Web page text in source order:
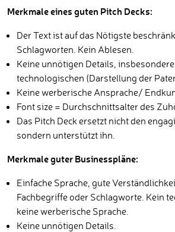
Merkmale eines guten Pitch Decks:
Der Text ist auf das Nötigste
Schlagworten. Kein Ablesen.
Keine unnötigen Details,
technologischen (Darstellung der
Keine werberische Ansprache/
Font size = Durchschnittsalter des
Das Pitch Deck ersetzt nicht den
sondern unterstützt ihn.
Merkmale guter Businesspläne:
Einfache Sprache, gute
Fachbegriffe oder Schlagworte. Kein
keine werberische Sprache.
Keine unnötigen Details.